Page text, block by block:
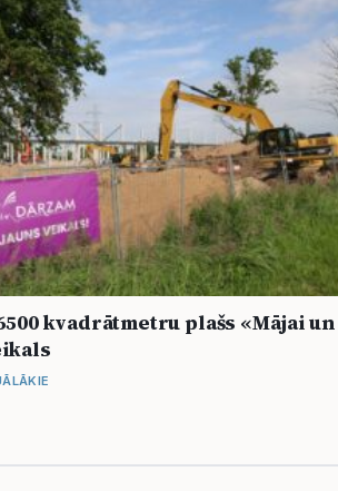
kvadrātmetru plašs «Mājai un